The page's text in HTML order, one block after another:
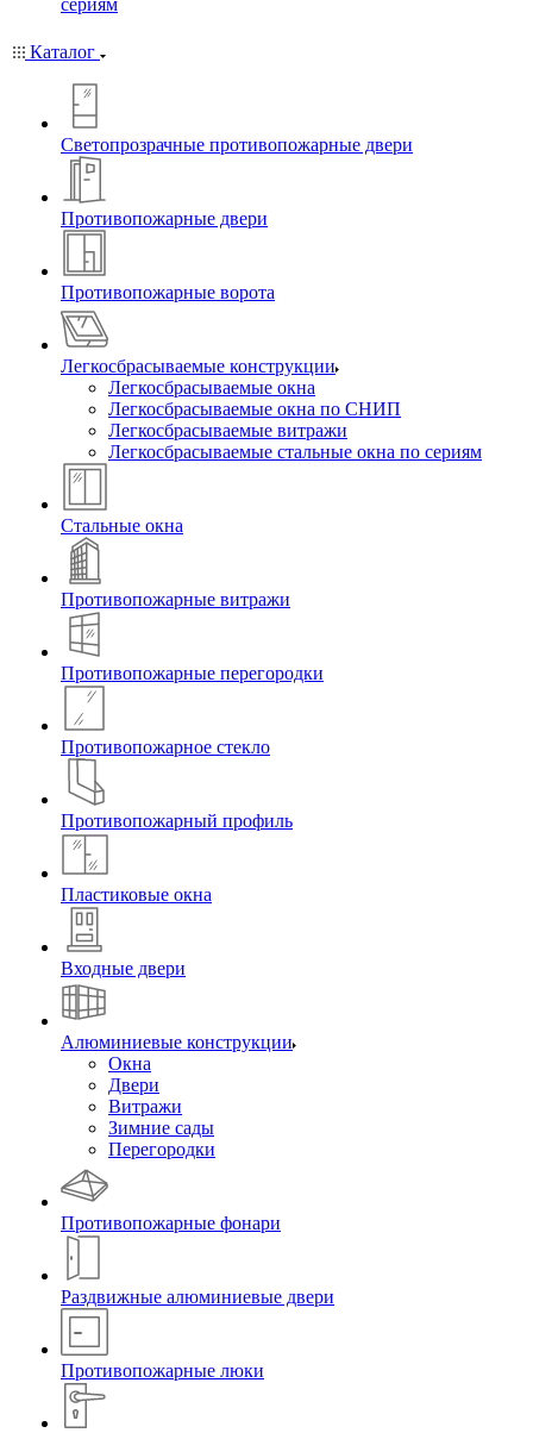
сериям
Каталог
Светопрозрачные противопожарные двери
Противопожарные двери
Противопожарные ворота
Легкосбрасываемые конструкции
Легкосбрасываемые окна
Легкосбрасываемые окна по СНИП
Легкосбрасываемые витражи
Легкосбрасываемые стальные окна по сериям
Стальные окна
Противопожарные витражи
Противопожарные перегородки
Противопожарное стекло
Противопожарный профиль
Пластиковые окна
Входные двери
Алюминиевые конструкции
Окна
Двери
Витражи
Зимние сады
Перегородки
Противопожарные фонари
Раздвижные алюминиевые двери
Противопожарные люки